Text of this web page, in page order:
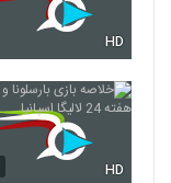
HD
HD